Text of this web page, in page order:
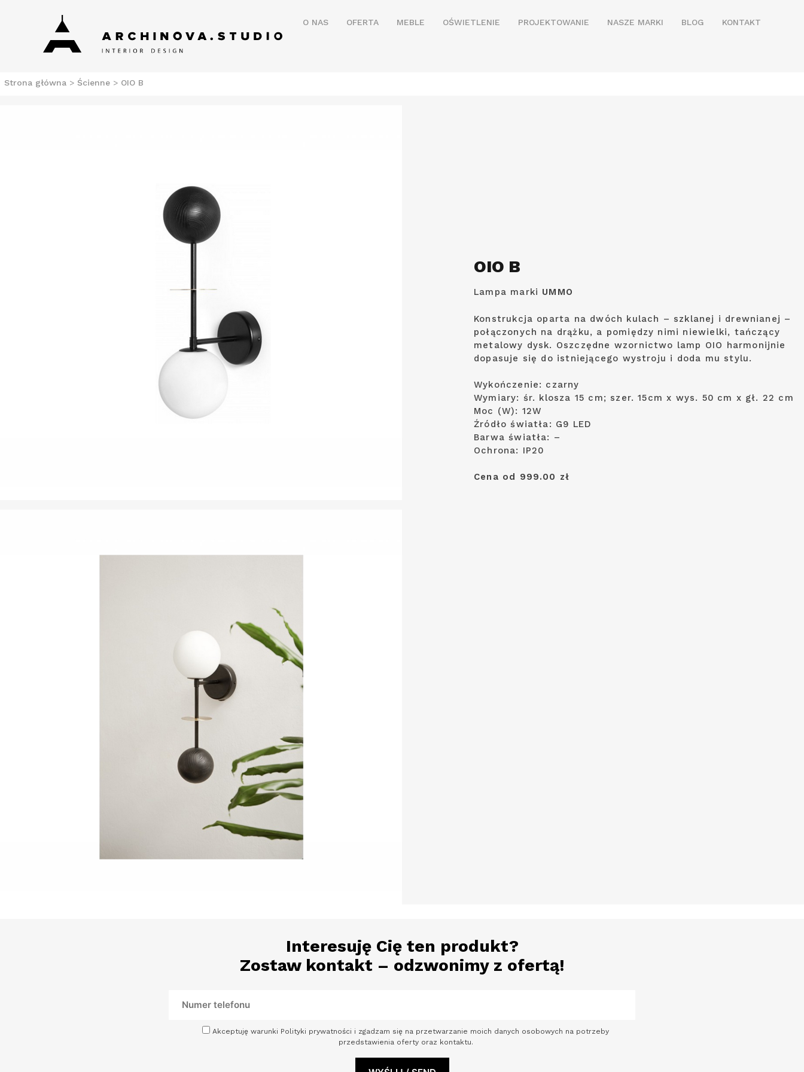
Archinova Studio
Salon meblowy Szczecin. Meble nowoczesne. O NAS OFERTA MEBLE OŚWIETLENIE PROJEKTOWANIE NASZE MARKI BLOG KONTAKT
Strona główna > Ścienne > OIO B
OIO B
Lampa marki UMMO
Konstrukcja oparta na dwóch kulach – szklanej i drewnianej –
połączonych na drążku, a pomiędzy nimi niewielki, tańczący
metalowy dysk. Oszczędne wzornictwo lamp OIO harmonijnie
dopasuje się do istniejącego wystroju i doda mu stylu.
Wykończenie: czarny
Wymiary: śr. klosza 15 cm; szer. 15cm x wys. 50 cm x gł. 22 cm
Moc (W): 12W
Źródło światła: G9 LED
Barwa światła: –
Ochrona: IP20
Cena od 999.00 zł
Interesuję Cię ten produkt?
Zostaw kontakt – odzwonimy z ofertą!
Akceptuję warunki Polityki prywatności i zgadzam się na przetwarzanie moich danych osobowych na potrzeby
przedstawienia oferty oraz kontaktu.